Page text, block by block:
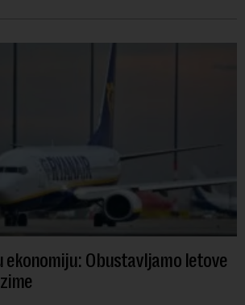
ekonomiju: Obustavljamo letove